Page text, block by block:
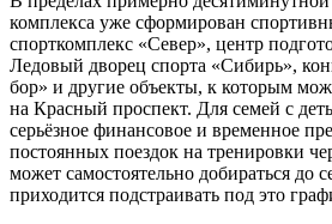
комплекса уже сформирован
спорткомплекс «Север», центр
Ледовый дворец спорта «Сибирь»,
бор» и другие объекты, к которым
на Красный проспект. Для семей с
серьёзное финансовое и временное
постоянных поездок на тренировки
может самостоятельно добираться до
приходится подстраивать под это